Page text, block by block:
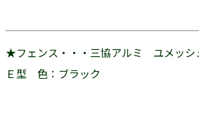
★フェンス・・・三協アルミ ユメッ
Ｅ型 色：ブラック